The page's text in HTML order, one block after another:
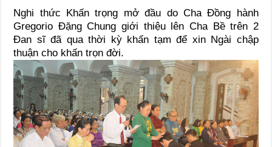
Nghi thức Khấn trọng mở đầu do Cha Đồng hành
Gregorio Đặng Chung giới thiệu lên Cha Bề trên 2
Đan sĩ đã qua thời kỳ khấn tạm để xin Ngài chập
thuận cho khấn trọn đời.